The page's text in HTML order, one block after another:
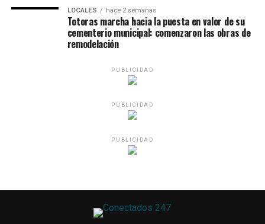
LOCALES hace 2 semanas
Totoras marcha hacia la puesta en valor de su
cementerio municipal: comenzaron las obras de
remodelación
PUBLICIDAD
PUBLICIDAD
PUBLICIDAD